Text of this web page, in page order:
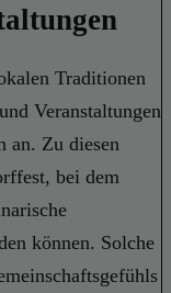
Traditionen
Veranstaltungen
an. Zu diesen
bei dem
können. Solche